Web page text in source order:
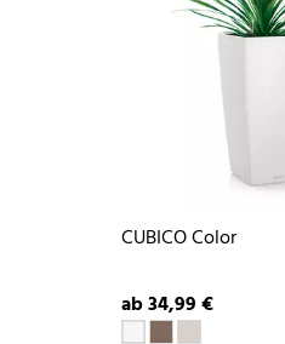
CUBICO Color
ab 34,99 €